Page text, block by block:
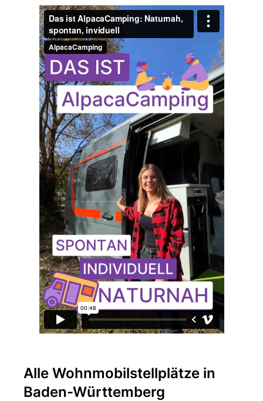
Alle Wohnmobilstellplätze in
Baden-Württemberg